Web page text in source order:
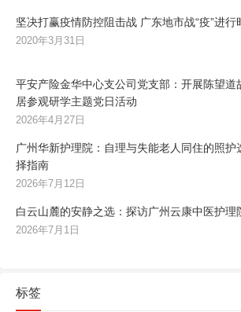
坚决打赢疫情防控阻击战 广东地市战“疫”进行
2020年3月31日
平安产险金华中心支公司党支部：开展陈望道
居参观研学主题党日活动
2026年4月27日
广州华新护理院：自理与失能老人同住的照护
择指南
2026年7月12日
白云山麓的安静之选：探访广州云康中医护理
2026年7月1日
标签